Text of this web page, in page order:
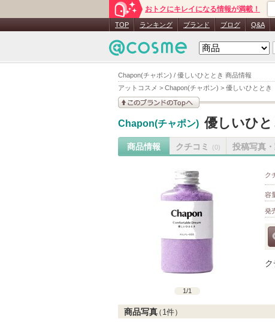
Chapon(チャポン) / 優しいひととき 商品情報
アットコスメ > Chapon(チャポン) > 優しいひととき
おトクにキレイになる情報が満載！
TOP ランキング ブランド ブログ Q&A
Chapon(チャポン) 優しいひと
商品情報 クチコミ (0) 投稿写真
1/1
ク
容
発
ク
商品写真（ 1件）